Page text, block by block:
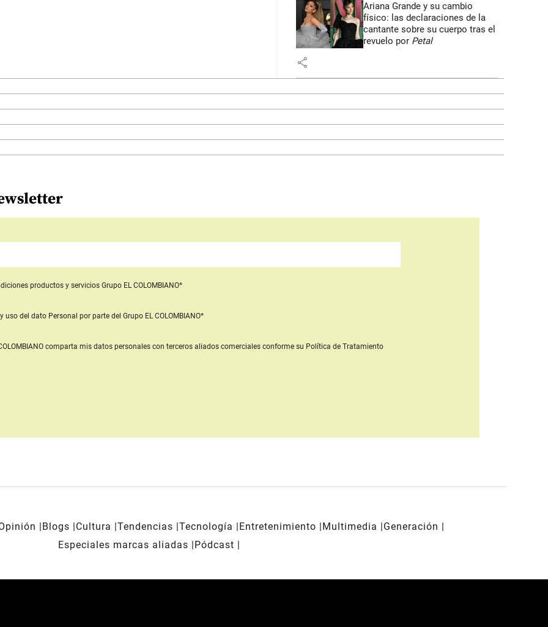
Ariana Grande y su cambio
físico: las declaraciones de la
cantante sobre su cuerpo tras el
revuelo por Petal
share
productos y servicios Grupo EL COLOMBIANO*
uso del dato Personal por parte del Grupo EL COLOMBIANO*
comparta mis datos personales con terceros aliados comercialesconforme su Política de Tratamiento
Blogs Cultura Tendencias Tecnología Entretenimiento Multimedia
Generación
Especiales marcas aliadas
Pódcast